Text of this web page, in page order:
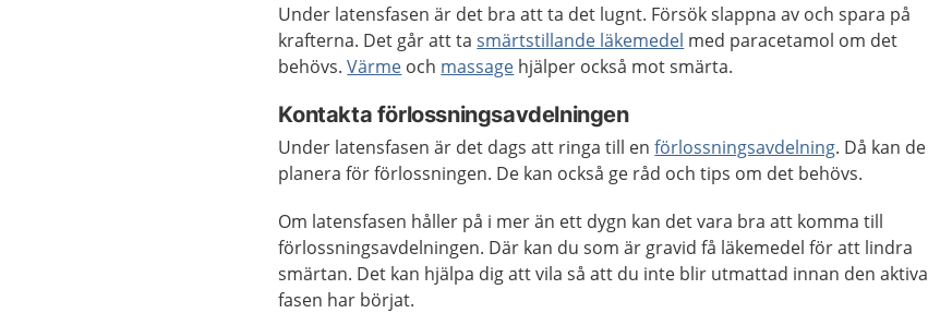
Under latensfasen är det bra att ta det lugnt. Försök slappna av och spara på
krafterna. Det går att tasmärtstillande läkemedel med paracetamol om det
behövs.Värme och massage hjälper också mot smärta.
Kontakta förlossningsavdelningen
Under latensfasen är det dags att ringa till enförlossningsavdelning. Då kan de
planera för förlossningen. De kan också ge råd och tips om det behövs.
Om latensfasen håller på i mer än ett dygn kan det vara bra att komma till
förlossningsavdelningen. Där kan du som är gravid få läkemedel för att lindra
smärtan. Det kan hjälpa dig att vila så att du inte blir utmattad innan den aktiva
fasen har börjat.